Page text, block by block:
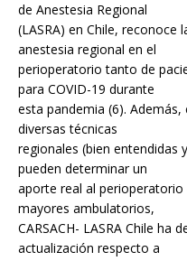
de Anestesia Regional
(LASRA) en Chile, reconoce
anestesia regional en el
perioperatorio tanto de
para COVID-19 durante
esta pandemia (6).
diversas técnicas
regionales (bien entendidas
pueden determinar un
aporte real al
mayores ambulatorios,
CARSACH- LASRA Chile ha
actualización respecto a